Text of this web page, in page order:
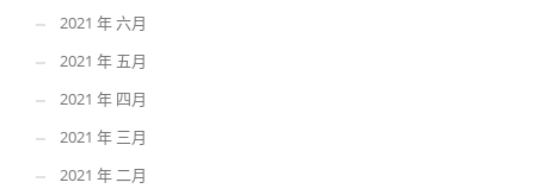
2021 年 六月
2021 年 五月
2021 年 四月
2021 年 三月
2021 年 二月